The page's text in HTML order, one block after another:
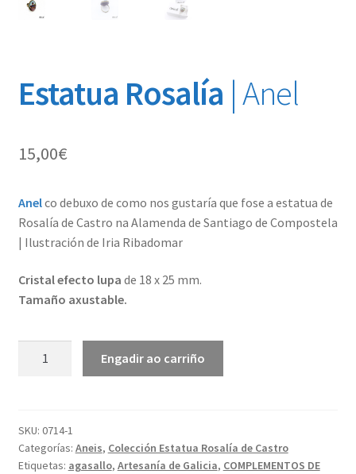
Estatua Rosalía | Anel
15,00€
Anelco debuxo de como nos gustaría que fose a estatua de
Rosalía de Castro na Alamenda de Santiago de Compostela
| Ilustración de Iria Ribadomar
Cristal efecto lupa de 18 x 25 mm.
Tamaño axustable.
cantidade
Engadir ao carriño
SKU: 0714-1
Categorías: Aneis, Colección Estatua Rosalía de Castro
Etiquetas: agasallo, Artesanía de Galicia, COMPLEMENTOS DE